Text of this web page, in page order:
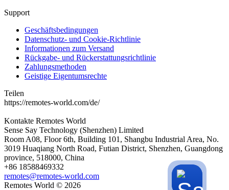
Support
Geschäftsbedingungen
Datenschutz- und Cookie-Richtlinie
Informationen zum Versand
Rückgabe- und Rückerstattungsrichtlinie
Zahlungsmethoden
Geistige Eigentumsrechte
Teilen
https://remotes-world.com/de/
Kontakte Remotes World
Sense Say Technology (Shenzhen) Limited
Room A08, Floor 6th, Building 101, Shangbu Industrial Area, No.
3019 Huaqiang North Road, Futian District, Shenzhen, Guangdong
province, 518000, China
+86 18588469332
remotes@remotes-world.com
Remotes World © 2026